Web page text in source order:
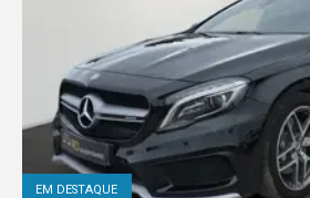
EM DESTAQUE